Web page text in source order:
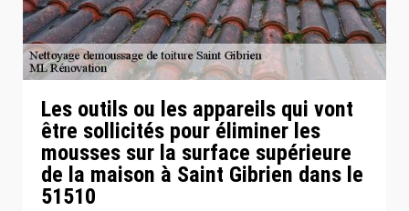
Les outils ou les appareils qui vont
être sollicités pour éliminer les
mousses sur la surface supérieure
de la maison à Saint Gibrien dans le
51510